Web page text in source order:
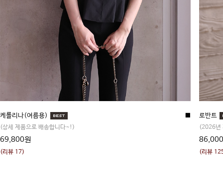
케롤리나(여름용)
(상세 제품으로 배송합니다~!)
69,800원
■
(리뷰 17)
로반트
(2026년
(리뷰